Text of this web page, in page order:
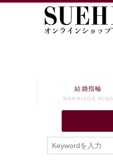
結婚指輪
MARRIAGE RING